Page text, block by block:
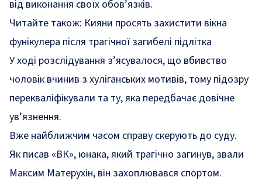
від виконання своїх обов’язків.
Читайте також: Кияни просять захистити вікна
фунікулера після трагічної загибелі підлітка
У ході розслідування з’ясувалося, що вбивство
чоловік вчинив з хуліганських мотивів, тому підозру
перекваліфікували та ту, яка передбачає довічне
ув’язнення.
Вже найближчим часом справу скерують до суду.
Як писав «ВК», юнака, який трагічно загинув, звали
Максим Матерухін, він захоплювався спортом.